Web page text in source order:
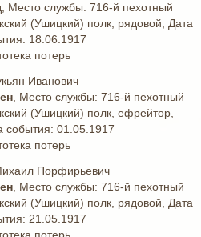
Место службы: 716-й пехотный
(Ушицкий) полк, рядовой, Дата
18.06.1917
потерь
Иванович
, Место службы: 716-й пехотный
(Ушицкий) полк, ефрейтор,
события: 01.05.1917
потерь
Порфирьевич
, Место службы: 716-й пехотный
(Ушицкий) полк, рядовой, Дата
21.05.1917